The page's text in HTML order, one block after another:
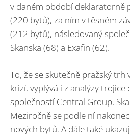
v daném období deklaratorně
(220 bytů), za ním v těsném
(212 bytů), následovaný
Skanska (68) a Exafin (62).
To, že se skutečně pražský
krizí, vyplývá i z analýzy trojice
společností Central Group,
Meziročně se podle ní
nových bytů. A dále také